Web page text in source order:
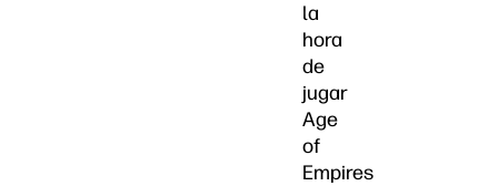
la
hora
de
jugar
Age
of
Empires